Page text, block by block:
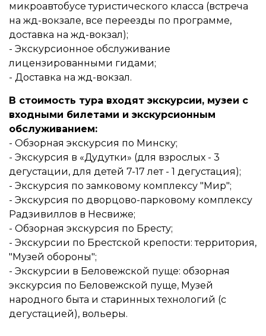
микроавтобусе туристического класса (встреча
на жд-вокзале, все переезды по программе,
доставка на жд-вокзал);
- Экскурсионное обслуживание
лицензированными гидами;
- Доставка на жд-вокзал.
В стоимость тура входят экскурсии, музеи с
входными билетами и экскурсионным
обслуживанием:
- Обзорная экскурсия по Минску;
- Экскурсия в «Дудутки» (для взрослых - 3
дегустации, для детей 7-17 лет - 1 дегустация);
- Экскурсия по замковому комплексу "Мир";
- Экскурсия по дворцово-парковому комплексу
Радзивиллов в Несвиже;
- Обзорная экскурсия по Бресту;
- Экскурсии по Брестской крепости: территория,
"Музей обороны";
- Экскурсии в Беловежской пуще: обзорная
экскурсия по Беловежской пуще, Музей
народного быта и старинных технологий (с
дегустацией), вольеры.